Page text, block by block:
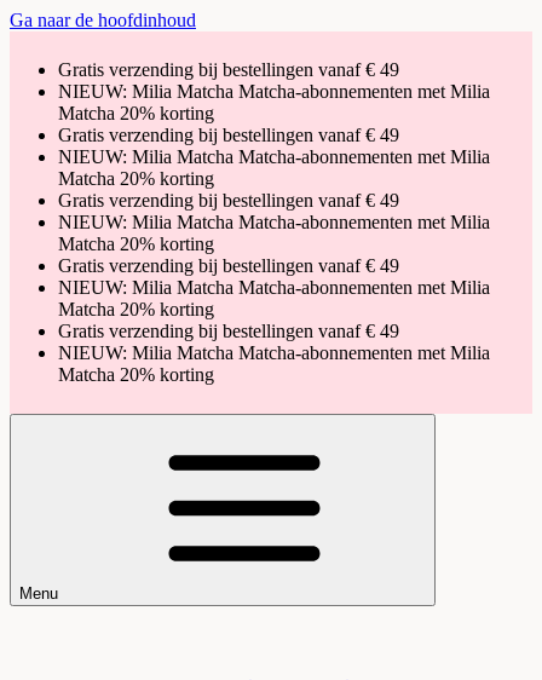
Ga naar de hoofdinhoud
Gratis verzending bij bestellingen vanaf € 49
NIEUW: Milia Matcha Matcha-abonnementen met Milia
Matcha 20% korting
Gratis verzending bij bestellingen vanaf € 49
NIEUW: Milia Matcha Matcha-abonnementen met Milia
Matcha 20% korting
Gratis verzending bij bestellingen vanaf € 49
NIEUW: Milia Matcha Matcha-abonnementen met Milia
Matcha 20% korting
Gratis verzending bij bestellingen vanaf € 49
NIEUW: Milia Matcha Matcha-abonnementen met Milia
Matcha 20% korting
Gratis verzending bij bestellingen vanaf € 49
NIEUW: Milia Matcha Matcha-abonnementen met Milia
Matcha 20% korting
Menu